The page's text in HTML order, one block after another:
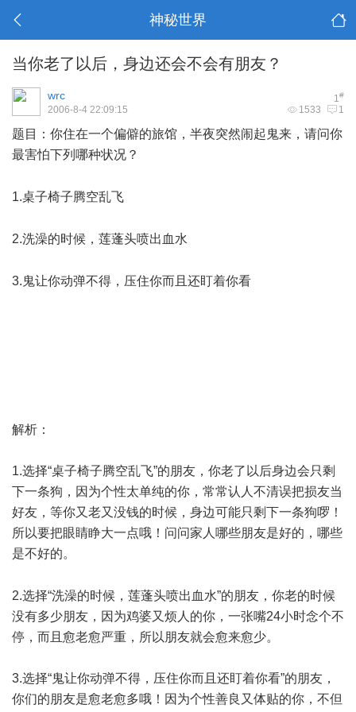
神秘世界
当你老了以后，身边还会不会有朋友？
1#
wrc
1533 1
2006-8-4 22:09:15
题目：你住在一个偏僻的旅馆，半夜突然闹起鬼来，请问你
最害怕下列哪种状况？
1.桌子椅子腾空乱飞
2.洗澡的时候，莲蓬头喷出血水
3.鬼让你动弹不得，压住你而且还盯着你看
解析：
1.选择“桌子椅子腾空乱飞”的朋友，你老了以后身边会只剩
下一条狗，因为个性太单纯的你，常常认人不清误把损友当
好友，等你又老又没钱的时候，身边可能只剩下一条狗啰！
所以要把眼睛睁大一点哦！问问家人哪些朋友是好的，哪些
是不好的。
2.选择“洗澡的时候，莲蓬头喷出血水”的朋友，你老的时候
没有多少朋友，因为鸡婆又烦人的你，一张嘴24小时念个不
停，而且愈老愈严重，所以朋友就会愈来愈少。
3.选择“鬼让你动弹不得，压住你而且还盯着你看”的朋友，
你们的朋友是愈老愈多哦！因为个性善良又体贴的你，不但